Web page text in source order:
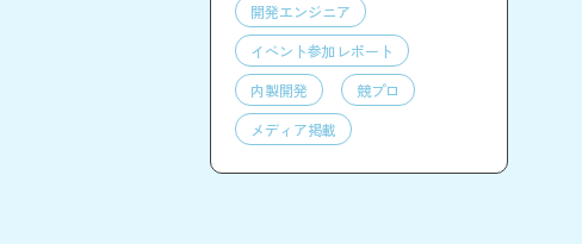
開発エンジニア
イベント参加レポート
内製開発
競プロ
メディア掲載